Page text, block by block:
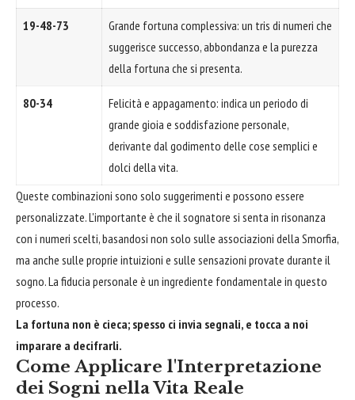
19-48-73
Grande fortuna complessiva: un tris di numeri che
suggerisce successo, abbondanza e la purezza
della fortuna che si presenta.
80-34
Felicità e appagamento: indica un periodo di
grande gioia e soddisfazione personale,
derivante dal godimento delle cose semplici e
dolci della vita.
Queste combinazioni sono solo suggerimenti e possono essere
personalizzate. L'importante è che il sognatore si senta in risonanza
con i numeri scelti, basandosi non solo sulle associazioni della Smorfia,
ma anche sulle proprie intuizioni e sulle sensazioni provate durante il
sogno. La fiducia personale è un ingrediente fondamentale in questo
processo.
La fortuna non è cieca; spesso ci invia segnali, e tocca a noi
imparare a decifrarli.
Come Applicare l'Interpretazione
dei Sogni nella Vita Reale